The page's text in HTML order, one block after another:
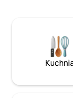
morska bryza,
przestrzenie, aby
i doświadczyć